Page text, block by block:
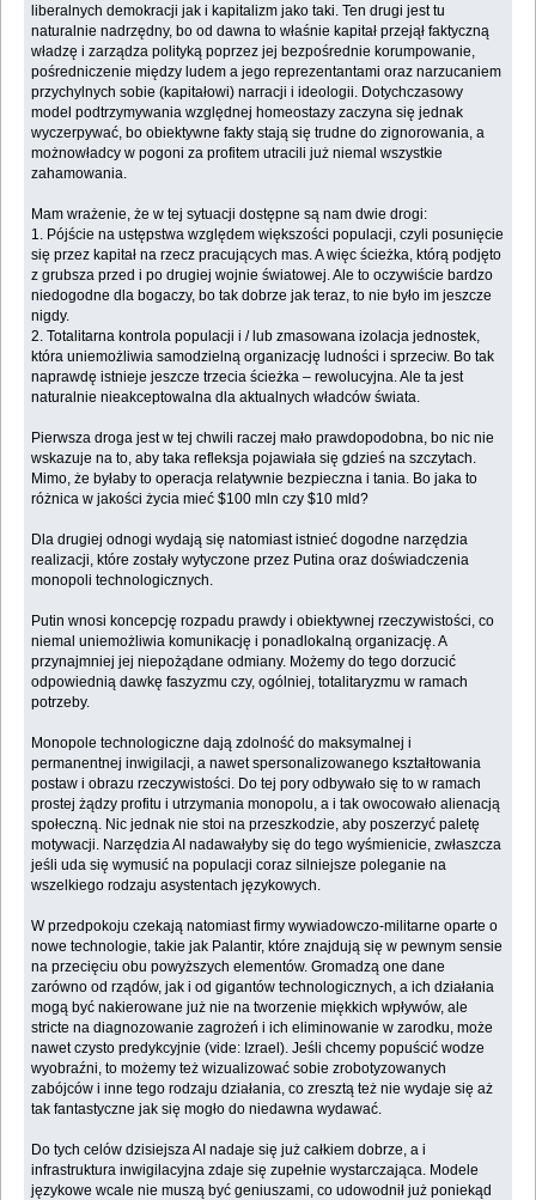
liberalnych demokracji jak i kapitalizm jako taki. Ten drugi jest tu
naturalnie nadrzędny, bo od dawna to właśnie kapitał przejął faktyczną
władzę i zarządza polityką poprzez jej bezpośrednie korumpowanie,
pośredniczenie między ludem a jego reprezentantami oraz narzucaniem
przychylnych sobie (kapitałowi) narracji i ideologii. Dotychczasowy
model podtrzymywania względnej homeostazy zaczyna się jednak
wyczerpywać, bo obiektywne fakty stają się trudne do zignorowania, a
możnowładcy w pogoni za profitem utracili już niemal wszystkie
zahamowania.
Mam wrażenie, że w tej sytuacji dostępne są nam dwie drogi:
1. Pójście na ustępstwa względem większości populacji, czyli posunięcie
się przez kapitał na rzecz pracujących mas. A więc ścieżka, którą podjęto
z grubsza przed i po drugiej wojnie światowej. Ale to oczywiście bardzo
niedogodne dla bogaczy, bo tak dobrze jak teraz, to nie było im jeszcze
nigdy.
2. Totalitarna kontrola populacji i / lub zmasowana izolacja jednostek,
która uniemożliwia samodzielną organizację ludności i sprzeciw. Bo tak
naprawdę istnieje jeszcze trzecia ścieżka – rewolucyjna. Ale ta jest
naturalnie nieakceptowalna dla aktualnych władców świata.
Pierwsza droga jest w tej chwili raczej mało prawdopodobna, bo nic nie
wskazuje na to, aby taka refleksja pojawiała się gdzieś na szczytach.
Mimo, że byłaby to operacja relatywnie bezpieczna i tania. Bo jaka to
różnica w jakości życia mieć $100 mln czy $10 mld?
Dla drugiej odnogi wydają się natomiast istnieć dogodne narzędzia
realizacji, które zostały wytyczone przez Putina oraz doświadczenia
monopoli technologicznych.
Putin wnosi koncepcję rozpadu prawdy i obiektywnej rzeczywistości, co
niemal uniemożliwia komunikację i ponadlokalną organizację. A
przynajmniej jej niepożądane odmiany. Możemy do tego dorzucić
odpowiednią dawkę faszyzmu czy, ogólniej, totalitaryzmu w ramach
potrzeby.
Monopole technologiczne dają zdolność do maksymalnej i
permanentnej inwigilacji, a nawet spersonalizowanego kształtowania
postaw i obrazu rzeczywistości. Do tej pory odbywało się to w ramach
prostej żądzy profitu i utrzymania monopolu, a i tak owocowało alienacją
społeczną. Nic jednak nie stoi na przeszkodzie, aby poszerzyć paletę
motywacji. Narzędzia AI nadawałyby się do tego wyśmienicie, zwłaszcza
jeśli uda się wymusić na populacji coraz silniejsze poleganie na
wszelkiego rodzaju asystentach językowych.
W przedpokoju czekają natomiast firmy wywiadowczo-militarne oparte o
nowe technologie, takie jak Palantir, które znajdują się w pewnym sensie
na przecięciu obu powyższych elementów. Gromadzą one dane
zarówno od rządów, jak i od gigantów technologicznych, a ich działania
mogą być nakierowane już nie na tworzenie miękkich wpływów, ale
stricte na diagnozowanie zagrożeń i ich eliminowanie w zarodku, może
nawet czysto predykcyjnie (vide: Izrael). Jeśli chcemy popuścić wodze
wyobraźni, to możemy też wizualizować sobie zrobotyzowanych
zabójców i inne tego rodzaju działania, co zresztą też nie wydaje się aż
tak fantastyczne jak się mogło do niedawna wydawać.
Do tych celów dzisiejsza AI nadaje się już całkiem dobrze, a i
infrastruktura inwigilacyjna zdaje się zupełnie wystarczająca. Modele
językowe wcale nie muszą być geniuszami, co udowodnił już poniekąd